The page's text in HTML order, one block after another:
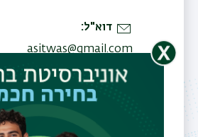
דוא"ל
asitwas@gmail.com
תחומי עניין
הממד
של
מדע,